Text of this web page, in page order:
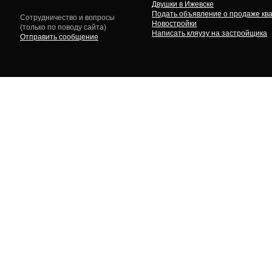
Сотрудничество и вопросы
(только по поводу сайта)
Отправить сообщение
Двушки в Ижевске
Подать объявление о продаже
Новостройки
Написать кляузу на застройщика